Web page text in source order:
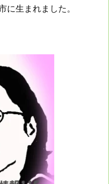
に生まれました。